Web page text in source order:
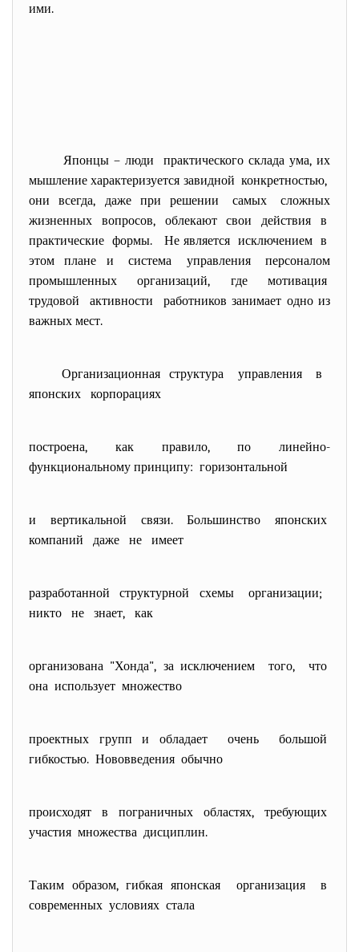
ими.
Японцы – люди практического склада ума, их
мышление характеризуется завидной конкретностью,
они всегда, даже при решении самых сложных
жизненных вопросов, облекают свои действия в
практические формы. Не является исключением в
этом плане и система управления персоналом
промышленных организаций, где мотивация
трудовой активности работников занимает одно из
важных мест.
Организационная структура управления в
японских корпорациях
построена, как правило, по линейно-
функциональному принципу: горизонтальной
и вертикальной связи. Большинство японских
компаний даже не имеет
разработанной структурной схемы организации;
никто не знает, как
организована "Хонда", за исключением того, что
она использует множество
проектных групп и обладает очень большой
гибкостью. Нововведения обычно
происходят в пограничных областях, требующих
участия множества дисциплин.
Таким образом, гибкая японская организация в
современных условиях стала